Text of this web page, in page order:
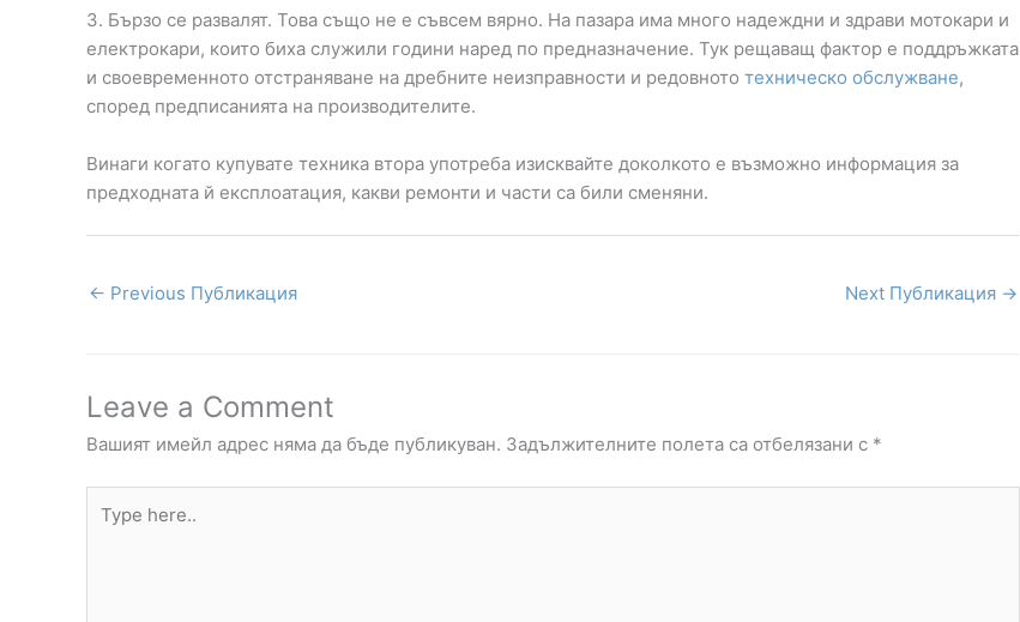
3. Бързо се развалят. Това също не е съвсем вярно. На пазара има много надеждни и здрави мотокари и
електрокари, които биха служили години наред по предназначение. Тук рещаващ фактор е поддръжката
и своевременното отстраняване на дребните неизправности и редовното техническо обслужване,
според предписанията на производителите.
Винаги когато купувате техника втора употреба изисквайте доколкото е възможно информация за
предходната й експлоатация, какви ремонти и части са били сменяни.
← Previous Публикация Next Публикация →
Leave a Comment
Вашият имейл адрес няма да бъде публикуван. Задължителните полета са отбелязани с *
here..